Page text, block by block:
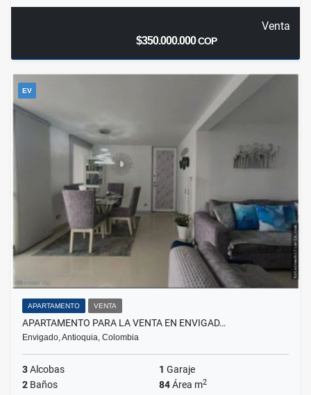
Venta
$350.000.000COP
EV
APARTAMENTO VENTA
APARTAMENTO PARA LA VENTA EN ENVIGAD…
Envigado, Antioquia, Colombia
3Alcobas 1 Garaje
2 Baños 84Área m2